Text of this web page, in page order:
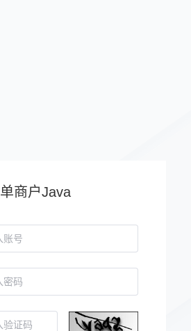
单商户Java